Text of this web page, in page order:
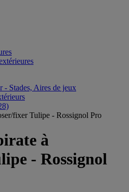
- Stades, Aires de jeux
fixer Tulipe - Rossignol Pro
à
- Rossignol